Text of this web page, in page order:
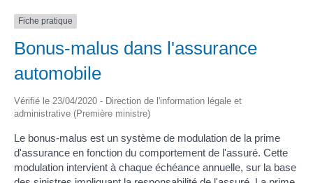
Fiche pratique
Bonus-malus dans l'assurance
automobile
Vérifié le 23/04/2020 - Direction de l'information légale et
administrative (Première ministre)
Le bonus-malus est un système de modulation de la prime
d'assurance en fonction du comportement de l'assuré. Cette
modulation intervient à chaque échéance annuelle, sur la base